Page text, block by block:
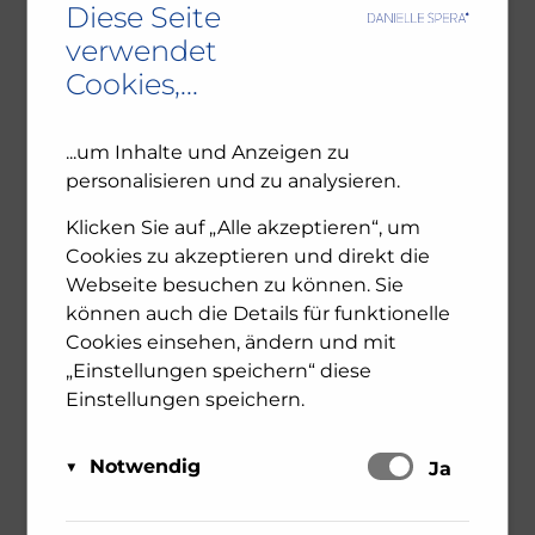
SUCHEN
RECENT POSTS
ORF-III-Dokumentation „Das jüdische Wien“
Zukunft. 1945-2025
Diese Seite
verwendet
Cookies,...
...um Inhalte und Anzeigen zu
personalisieren und zu analysieren.
Klicken Sie auf „Alle akzeptieren“, um
Cookies zu akzeptieren und direkt die
Webseite besuchen zu können. Sie
können auch die Details für funktionelle
Cookies einsehen, ändern und mit
„Einstellungen speichern“ diese
Einstellungen speichern.
Notwendig Schalten
Ja
Diese Cookies sind für das Funktionieren der